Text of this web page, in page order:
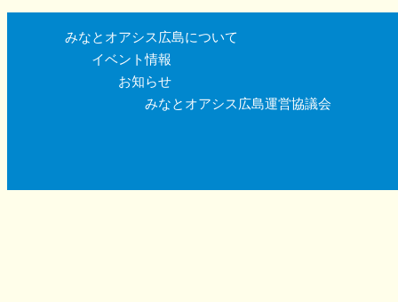
みなとオアシス広島について
イベント情報
お知らせ
みなとオアシス広島運営協議会